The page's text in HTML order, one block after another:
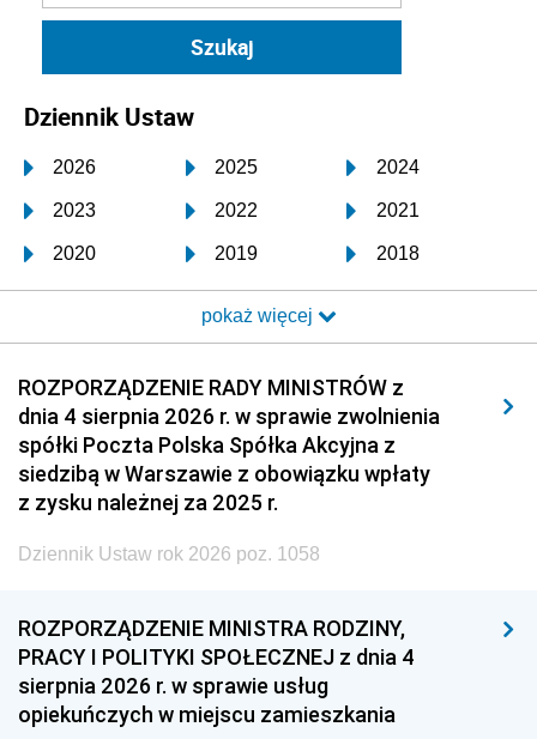
Dziennik Ustaw
2026 2025 2024
2023 2022 2021
2020 2019 2018
2017 2016 2015
2014 2013 2012
2011 2010 2009
2008 2007 2006
2005 2004 2003
2002 2001
1999 1998
1993 1992 1991
1990 1989
1987 1986 1985
pokaż więcej
ROZPORZĄDZENIE RADY MINISTRÓW z
dnia 4 sierpnia 2026 r. w sprawie zwolnienia
spółki Poczta Polska Spółka Akcyjna z
siedzibą w Warszawie z obowiązku wpłaty
z zysku należnej za 2025 r.
Dziennik Ustaw rok 2026 poz. 1058
ROZPORZĄDZENIE MINISTRA RODZINY,
PRACY I POLITYKI SPOŁECZNEJ z dnia 4
sierpnia 2026 r. w sprawie usług
opiekuńczych w miejscu zamieszkania